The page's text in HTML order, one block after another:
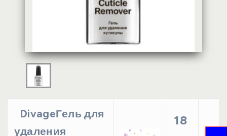
DivageГель для
удаления
18